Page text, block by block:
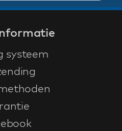
systeem